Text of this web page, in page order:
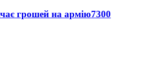
грошей на армію7300